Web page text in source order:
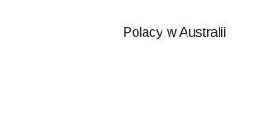
Polacy w Australii